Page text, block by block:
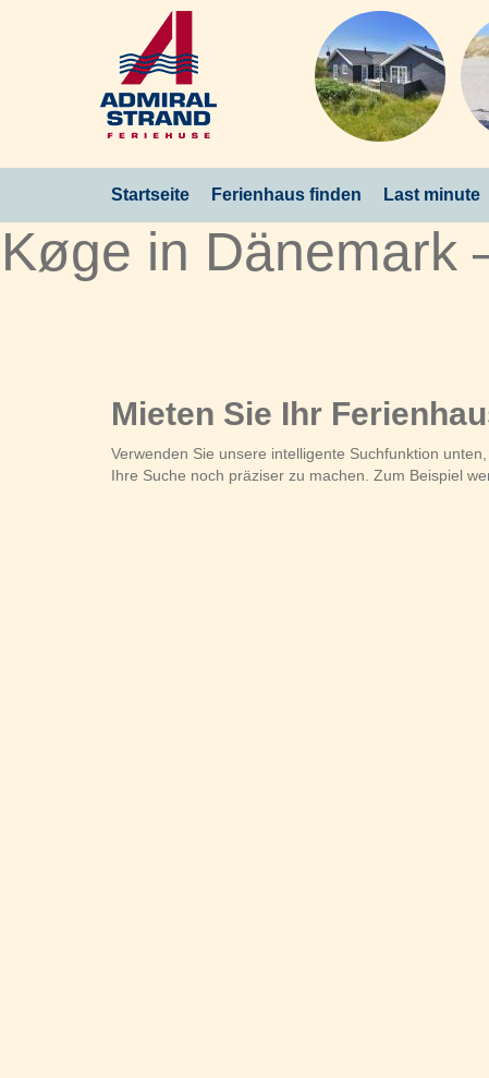
Startseite Ferienhaus finden Last minute
Køge in Dänemark
Mieten Sie Ihr
Verwenden Sie unsere intelligente Suchfunktion
Ihre Suche noch präziser zu machen. Zum Beispiel